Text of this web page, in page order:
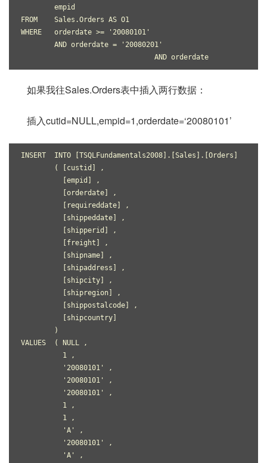
        empid
FROM    Sales.Orders AS O1
WHERE   orderdate >= '20080101'
        AND orderdate = '20080201'
                                AND orderdate
如果我往Sales.Orders表中插入两行数据：
插入cutid=NULL,empid=1,orderdate=‘20080101’
INSERT  INTO [TSQLFundamentals2008].[Sales].[Orders]
        ( [custid] ,
          [empid] ,
          [orderdate] ,
          [requireddate] ,
          [shippeddate] ,
          [shipperid] ,
          [freight] ,
          [shipname] ,
          [shipaddress] ,
          [shipcity] ,
          [shipregion] ,
          [shippostalcode] ,
          [shipcountry]
        )
VALUES  ( NULL ,
          1 ,
          '20080101' ,
          '20080101' ,
          '20080101' ,
          1 ,
          1 ,
          'A' ,
          '20080101' ,
          'A' ,